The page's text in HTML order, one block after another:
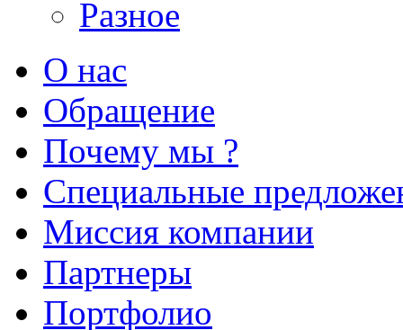
Разное
О нас
Обращение
Почему мы ?
Специальные
Миссия компании
Партнеры
Портфолио